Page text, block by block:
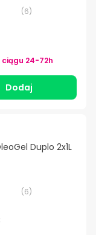
(6)
ciągu 24-72h
Dodaj
Duplo 2x1L
(6)